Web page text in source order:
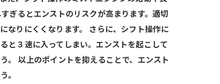
ぎるとエンストのリスクが高まります。適切
なりにくくなります。 さらに、シフト操作に
と３速に入ってしまい。エンストを起こして
。 以上のポイントを抑えることで、エンスト
。